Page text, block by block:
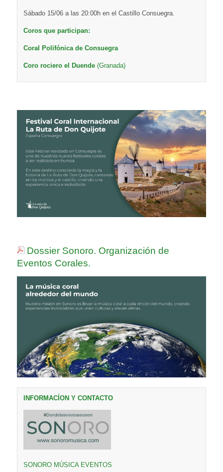
Sábado 15/06 a las 20:00h en el Castillo Consuegra.
Coros que participan:
Coral Polifónica de Consuegra
Coro rociero el Duende(Granada)
Dossier Sonoro. Organización de
Eventos Corales.
INFORMACÍON Y CONTACTO
SONORO MÚSICA EVENTOS